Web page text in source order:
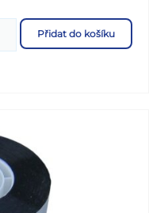
Přidat do košíku